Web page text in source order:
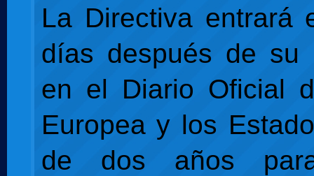
La Directiva entrará
días después de su
en el Diario Oficial
Europea y los
de dos años